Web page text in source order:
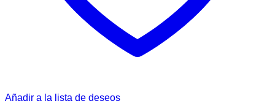
Añadir a la lista de deseos